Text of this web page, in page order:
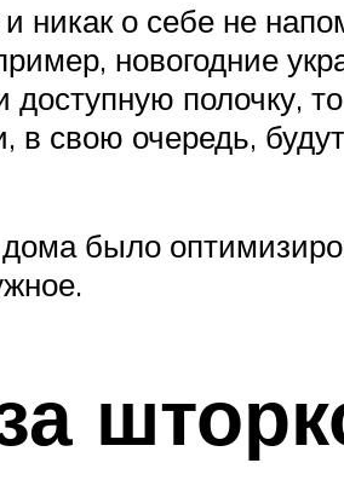
никак о себе не
новогодние
полочку,
в свою очередь,
было